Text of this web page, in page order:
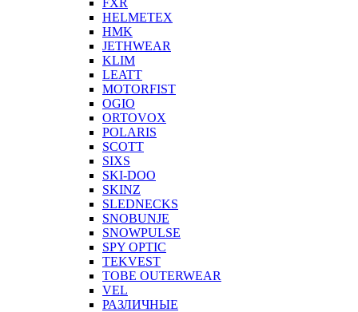
FXR
HELMETEX
HMK
JETHWEAR
KLIM
LEATT
MOTORFIST
OGIO
ORTOVOX
POLARIS
SCOTT
SIXS
SKI-DOO
SKINZ
SLEDNECKS
SNOBUNJE
SNOWPULSE
SPY OPTIC
TEKVEST
TOBE OUTERWEAR
VEL
РАЗЛИЧНЫЕ